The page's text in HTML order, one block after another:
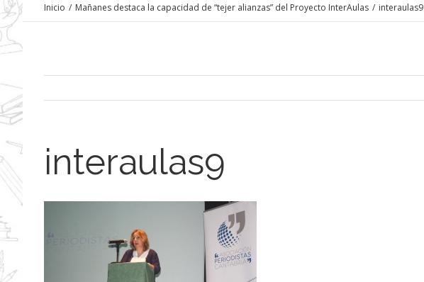
Inicio / Mañanes destaca la capacidad de “tejer alianzas” del Proyecto InterAulas / interaulas9
interaulas9